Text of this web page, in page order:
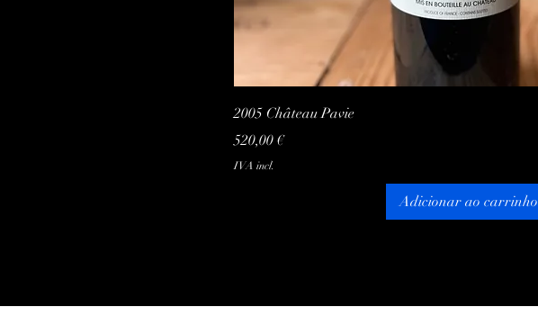
2005 Château Pavie
Preço
520,00 €
IVA incl.
Adicionar ao carrinho